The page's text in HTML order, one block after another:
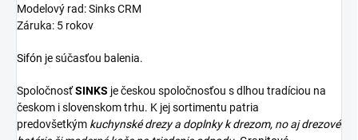
Modelový rad: Sinks CRM
Záruka: 5 rokov
Sifón je súčasťou balenia.
SpoločnosťSINKS je českou spoločnosťou s dlhou tradíciou na
českom i slovenskom trhu. K jej sortimentu patria
predovšetkým kuchynské drezya doplnky k drezom, no ajdrezové